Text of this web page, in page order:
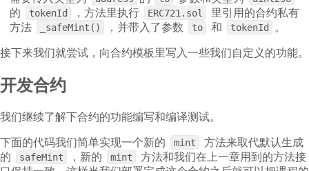
的 tokenId ，方法里执行 ERC721.sol
里引用的合约私有
方法
_safeMint() ，并带入了参数 to 和 tokenId 。
接下来我们就尝试，向合约模板里写入一些我们自定义的功能。
开发合约
我们继续了解下合约的功能编写和编译测试。
下面的代码我们简单实现一个新的 mint
方法来取代默认生成
的
safeMint ，新的 mint
方法和我们在上一章用到的方法接